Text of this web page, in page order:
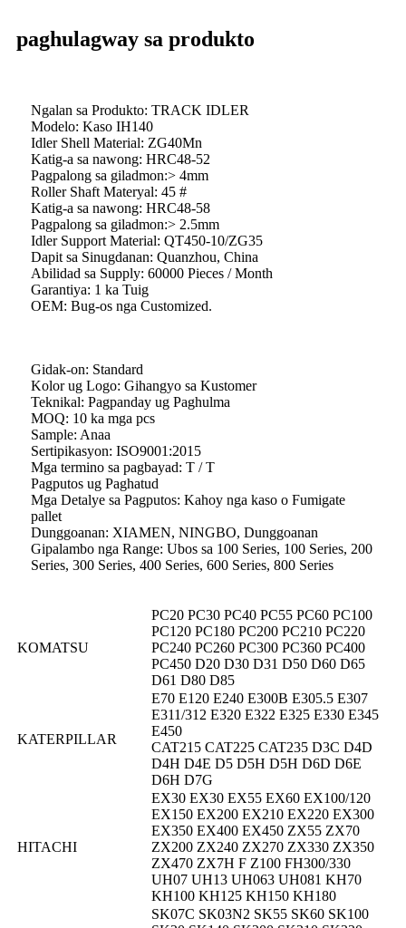
paghulagway sa produkto
Ngalan sa Produkto: TRACK IDLER
Modelo: Kaso IH140
Idler Shell Material: ZG40Mn
Katig-a sa nawong: HRC48-52
Pagpalong sa giladmon:> 4mm
Roller Shaft Materyal: 45 #
Katig-a sa nawong: HRC48-58
Pagpalong sa giladmon:> 2.5mm
Idler Support Material: QT450-10/ZG35
Dapit sa Sinugdanan: Quanzhou, China
Abilidad sa Supply: 60000 Pieces / Month
Garantiya: 1 ka Tuig
OEM: Bug-os nga Customized.
Gidak-on: Standard
Kolor ug Logo: Gihangyo sa Kustomer
Teknikal: Pagpanday ug Paghulma
MOQ: 10 ka mga pcs
Sample: Anaa
Sertipikasyon: ISO9001:2015
Mga termino sa pagbayad: T / T
Pagputos ug Paghatud
Mga Detalye sa Pagputos: Kahoy nga kaso o Fumigate
pallet
Dunggoanan: XIAMEN, NINGBO, Dunggoanan
Gipalambo nga Range: Ubos sa 100 Series, 100 Series, 200
Series, 300 Series, 400 Series, 600 Series, 800 Series
KOMATSU
PC20 PC30 PC40 PC55 PC60 PC100
PC120 PC180 PC200 PC210 PC220
PC240 PC260 PC300 PC360 PC400
PC450 D20 D30 D31 D50 D60 D65
D61 D80 D85
KATERPILLAR
E70 E120 E240 E300B E305.5 E307
E311/312 E320 E322 E325 E330 E345
E450
CAT215 CAT225 CAT235 D3C D4D
D4H D4E D5 D5H D5H D6D D6E
D6H D7G
HITACHI
EX30 EX30 EX55 EX60 EX100/120
EX150 EX200 EX210 EX220 EX300
EX350 EX400 EX450 ZX55 ZX70
ZX200 ZX240 ZX270 ZX330 ZX350
ZX470 ZX7H F Z100 FH300/330
UH07 UH13 UH063 UH081 KH70
KH100 KH125 KH150 KH180
SK07C SK03N2 SK55 SK60 SK100